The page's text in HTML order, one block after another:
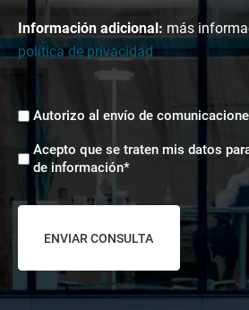
Información adicional: más
política de privacidad
Envíos
Autorizo al envío de
Aceptación
tratamiento
datos
Acepto que se traten mis datos
de información*